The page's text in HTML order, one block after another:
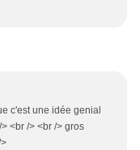
c'est une idée genial
<br /> <br /> gros